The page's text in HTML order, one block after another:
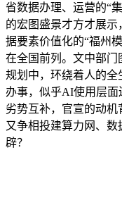
省数据办理、运营的“
的宏图盛景才方才展
据要素价值化的“福州
在全国前列。文中部门
规划中，环绕着人的
办事，似乎AI使用层面
劣势互补，官宣的动
又争相投建算力网、
辟？